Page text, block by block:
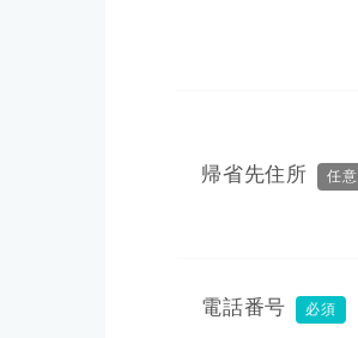
帰省先住所 任意
電話番号 必須